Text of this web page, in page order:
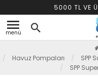
5000 TL VE
menu
menü search
Havuz Pompaları
SPP
SPP